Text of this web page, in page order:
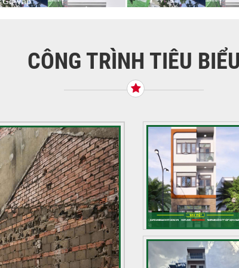
CÔNG TRÌNH TIÊU BIỂU